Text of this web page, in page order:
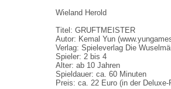
Wieland Herold
Titel: GRUFTMEISTER
Autor: Kemal Yun
Verlag: Spieleverlag Die
Spieler: 2 bis 4
Alter: ab 10 Jahren
Spieldauer: ca. 60 Minuten
Preis: ca. 22 Euro (in der